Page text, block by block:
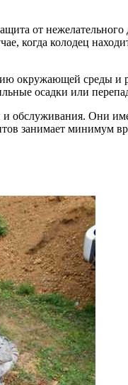
от
когда колодец
окружающей среды и
осадки или
Они
занимает минимум